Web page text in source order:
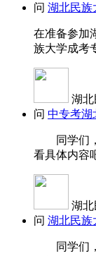
问 湖北民族
在准备参加
族大学成考
湖北
问 中专考湖
同学们，
看具体内
湖北
问 湖北民族
同学们，